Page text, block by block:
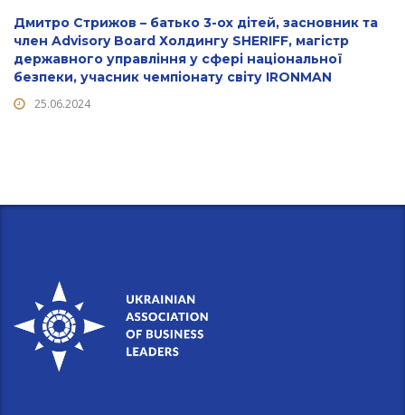
Дмитро Стрижов – батько 3-ох дітей, засновник та
член Advisory Board Холдингу SHERIFF, магістр
державного управління у сфері національної
безпеки, учасник чемпіонату світу IRONMAN
25.06.2024